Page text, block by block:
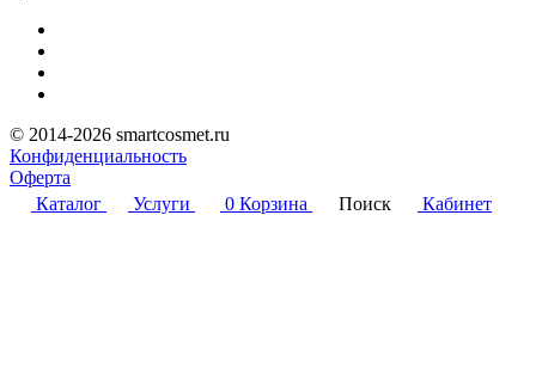
© 2014-2026 smartcosmet.ru
Конфиденциальность
Оферта
Каталог
Услуги 0 Корзина Поиск Кабинет